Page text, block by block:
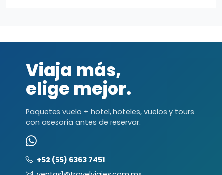
Viaja más,
elige mejor.
Paquetes vuelo + hotel, hoteles, vuelos y tours
con asesoría antes de reservar.
+52 (55) 6363 7451